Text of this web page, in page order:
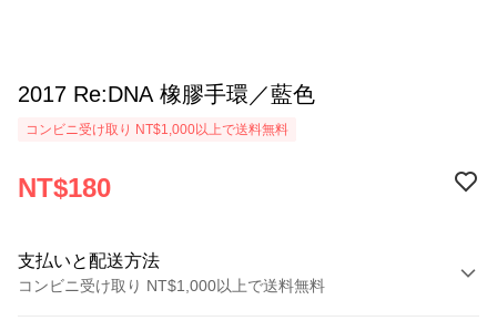
2017 Re:DNA 橡膠手環／藍色
コンビニ受け取り NT$1,000以上で送料無料
NT$180
支払いと配送方法
コンビニ受け取り NT$1,000以上で送料無料